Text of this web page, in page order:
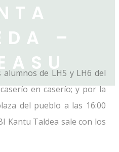
–
de LH5 y LH6 del
en caserío; y por la
del pueblo a las 16:00
Kantu Taldea sale con los